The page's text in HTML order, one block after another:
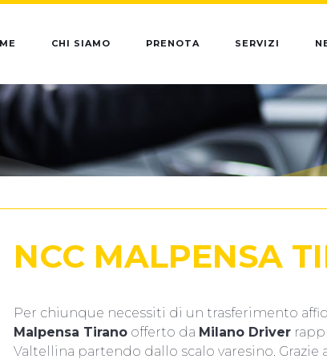
CHI SIAMO PRENOTA SERVIZI
NCC MALPENSA
Per chiunque necessiti di un trasferimento
Malpensa Tiranoofferto da Milano Driver
Valtellina partendo dallo scalo varesino.